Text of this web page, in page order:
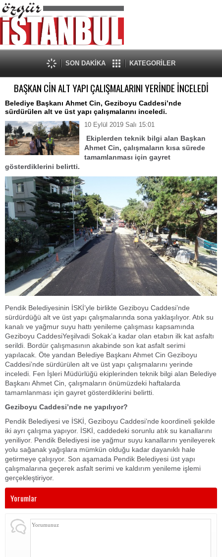
SON DAKİKA KATEGORİLER
BAŞKAN CİN ALT YAPI ÇALIŞMALARINI YERİNDE İNCELEDİ
Belediye Başkanı Ahmet Cin, Geziboyu Caddesi’nde
sürdürülen alt ve üst yapı çalışmalarını inceledi.
10 Eylül 2019 Salı 15:01
Ekiplerden teknik bilgi alan Başkan
Ahmet Cin, çalışmaların kısa sürede
tamamlanması için gayret
gösterdiklerini belirtti.
Pendik Belediyesinin İSKİ’yle birlikte Geziboyu Caddesi’nde
sürdürdüğü alt ve üst yapı çalışmalarında sona yaklaşılıyor. Atık su
kanalı ve yağmur suyu hattı yenileme çalışması kapsamında
Geziboyu CaddesiYeşilvadi Sokak’a kadar olan etabın ilk kat asfaltı
serildi. Bordür çalışmasının akabinde son kat asfalt serimi
yapılacak. Öte yandan Belediye Başkanı Ahmet Cin Geziboyu
Caddesi’nde sürdürülen alt ve üst yapı çalışmalarını yerinde
inceledi. Fen İşleri Müdürlüğü ekiplerinden teknik bilgi alan Belediye
Başkanı Ahmet Cin, çalışmaların önümüzdeki haftalarda
tamamlanması için gayret gösterdiklerini belirtti.
Geziboyu Caddesi’nde ne yapılıyor?
Pendik Belediyesi ve İSKİ, Geziboyu Caddesi’nde koordineli şekilde
iki ayrı çalışma yapıyor. İSKİ, caddedeki sorunlu atık su kanallarını
yeniliyor. Pendik Belediyesi ise yağmur suyu kanallarını yenileyerek
yolu sağanak yağışlara mümkün olduğu kadar dayanıklı hale
getirmeye çalışıyor. Son aşamada Pendik Belediyesi üst yapı
çalışmalarına geçerek asfalt serimi ve kaldırım yenileme işlemi
gerçekleştiriyor.
Yorumlar